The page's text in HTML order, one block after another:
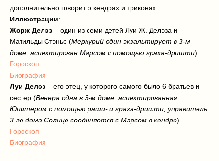
дополнительно говорит о кендрах и триконах.
Иллюстрации:
Жорж Делэз – один из семи детей Луи Ж. Делэза и
Матильды Стэнье (Меркурий один экзальтирует в 3-м
доме, аспектирован Марсом с помощью граха-дришти)
Гороскоп
Биография
Луи Делэз – его отец, у которого самого было 6 братьев и
сестер (Венера одна в 3-м доме, аспектированная
Юпитером с помощью раши- и граха-дришти; управитель
3-го дома Солнце соединяется с Марсом в кендре)
Гороскоп
Биография